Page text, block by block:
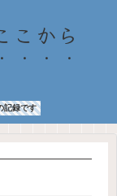
から
記録です